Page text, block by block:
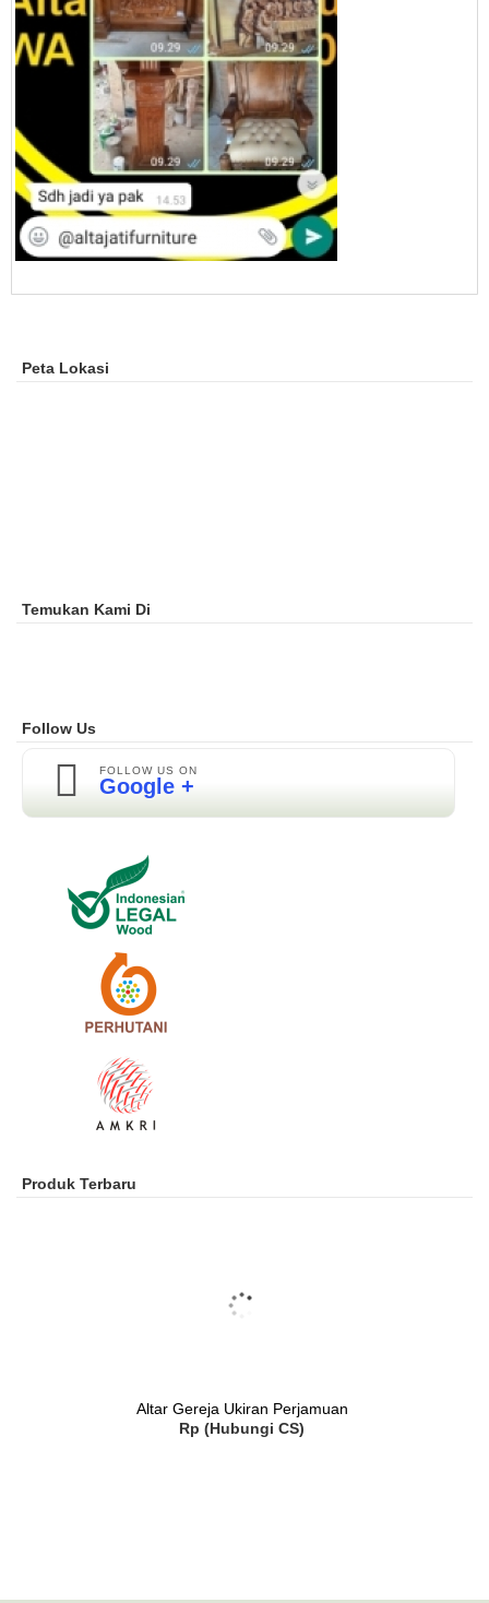
Peta Lokasi
Temukan Kami Di
Follow Us
FOLLOW US ON
Google +
Produk Terbaru
Altar Gereja Ukiran Perjamuan
Rp (Hubungi CS)